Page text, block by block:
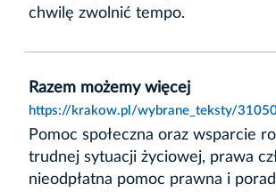
chwilę zwolnić tempo.
Razem możemy więcej
https://krakow.pl/wybrane_teksty/
Pomoc społeczna oraz wsparcie
trudnej sytuacji życiowej, prawa
nieodpłatna pomoc prawna i